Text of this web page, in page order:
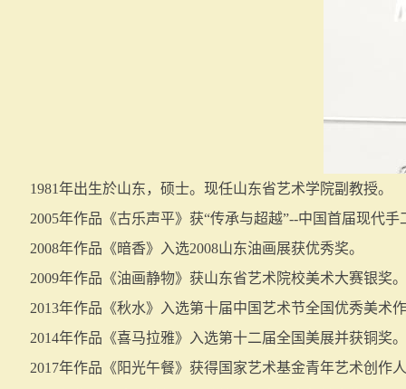
1981年出生於山东，硕士。现任山东省艺术学院副教授。
2005年作品《古乐声平》获“传承与超越”--中国首届现代手
2008年作品《暗香》入选2008山东油画展获优秀奖。
2009年作品《油画静物》获山东省艺术院校美术大赛银奖。
2013年作品《秋水》入选第十届中国艺术节全国优秀美术
2014年作品《喜马拉雅》入选第十二届全国美展并获铜奖。
2017年作品《阳光午餐》获得国家艺术基金青年艺术创作